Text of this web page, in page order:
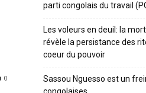
0
parti congolais du travail
Les voleurs en deuil: la
révèle la persistance des
coeur du pouvoir
Sassou Nguesso est un